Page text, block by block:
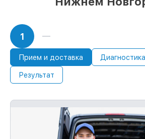
1
Прием и доставка Диагностика
Результат